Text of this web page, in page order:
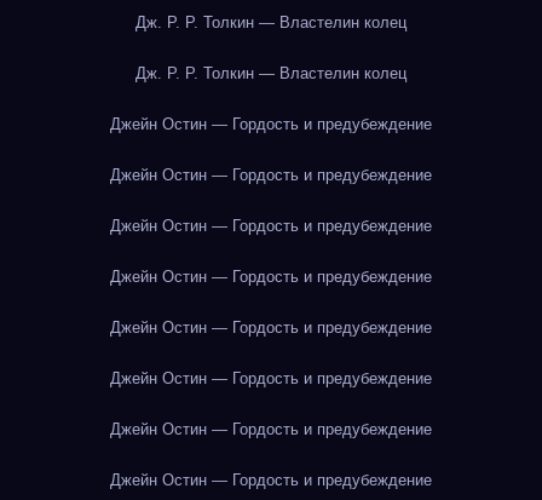
Дж. Р. Р. Толкин — Властелин колец
Дж. Р. Р. Толкин — Властелин колец
Джейн Остин — Гордость и предубеждение
Джейн Остин — Гордость и предубеждение
Джейн Остин — Гордость и предубеждение
Джейн Остин — Гордость и предубеждение
Джейн Остин — Гордость и предубеждение
Джейн Остин — Гордость и предубеждение
Джейн Остин — Гордость и предубеждение
Джейн Остин — Гордость и предубеждение